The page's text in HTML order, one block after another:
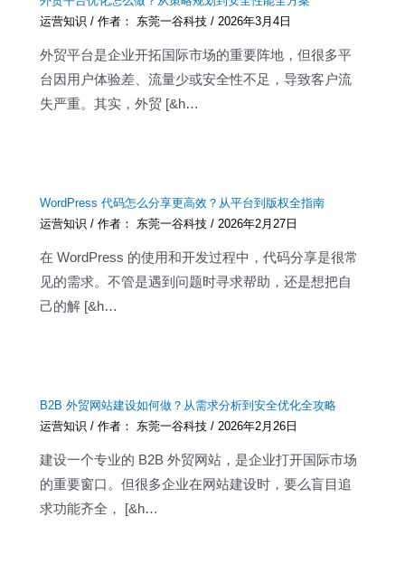
运营知识 / 作者： 东莞一谷科技/ 2026年3月4日
外贸平台是企业开拓国际市场的重要阵地，但很多平
台因用户体验差、流量少或安全性不足，导致客户流
失严重。其实，外贸 [&h…
WordPress 代码怎么分享更高效？从平台到版权全指南
运营知识 / 作者： 东莞一谷科技/ 2026年2月27日
在 WordPress 的使用和开发过程中，代码分享是很常
见的需求。不管是遇到问题时寻求帮助，还是想把自
己的解 [&h…
B2B 外贸网站建设如何做？从需求分析到安全优化全攻略
运营知识 / 作者： 东莞一谷科技/ 2026年2月26日
建设一个专业的 B2B 外贸网站，是企业打开国际市场
的重要窗口。但很多企业在网站建设时，要么盲目追
求功能齐全， [&h…